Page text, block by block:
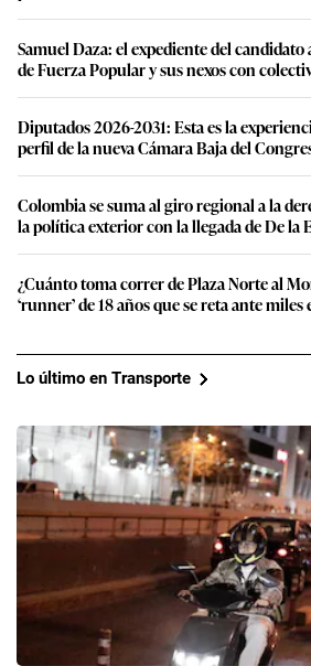
Samuel Daza: el expediente del candidato
de Fuerza Popular y sus nexos con
Diputados 2026-2031: Esta es la
perfil de la nueva Cámara Baja del
Colombia se suma al giro regional a la
la política exterior con la llegada de De la
¿Cuánto toma correr de Plaza Norte al
‘runner’ de 18 años que se reta ante miles
Lo último en Transporte